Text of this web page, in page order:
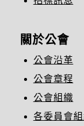
關於公會
公會沿革
公會章程
公會組織
各委員會組